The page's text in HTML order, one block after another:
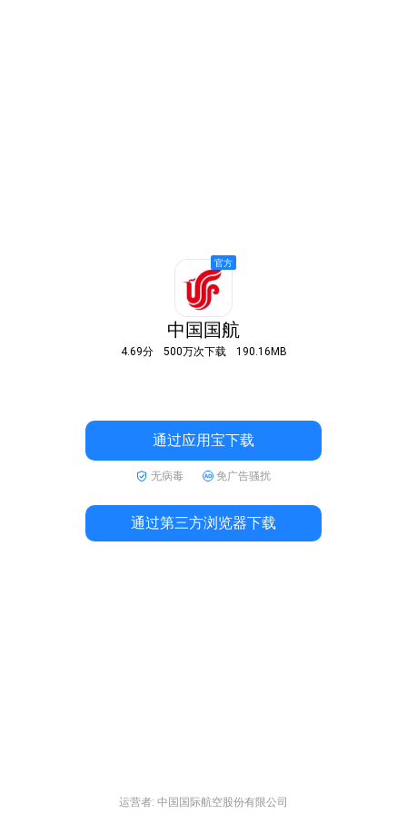
中国国航
4.69分 500万次下载 190.16MB
通过应用宝下载
无病毒 免广告骚扰
通过第三方浏览器下载
运营者: 中国国际航空股份有限公司